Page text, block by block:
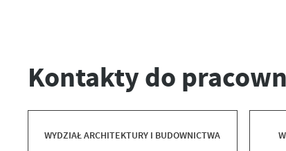
Kontakty do
WYDZIAŁ ARCHITEKTURY I BUDOWNICTWA